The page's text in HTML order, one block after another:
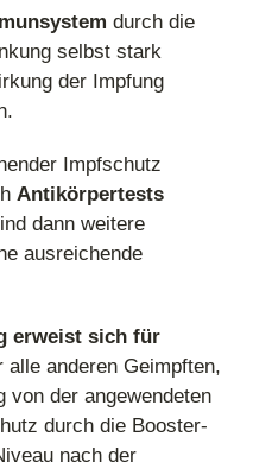
durch die
selbst stark
der Impfung
Impfschutz
Antikörpertests
dann weitere
ausreichende
erweist sich für
alle anderen Geimpften,
von der angewendeten
durch die Booster-
nach der